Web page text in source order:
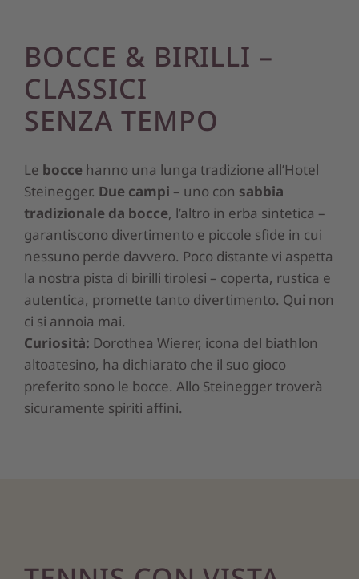
BOCCE & BIRILLI –
CLASSICI
SENZA TEMPO
Le bocce hanno una lunga tradizione all’Hotel
Steinegger. Due campi – uno con sabbia
tradizionale da bocce, l’altro in erba sintetica –
garantiscono divertimento e piccole sfide in cui
nessuno perde davvero. Poco distante vi aspetta
la nostra pista di birilli tirolesi – coperta, rustica e
autentica, promette tanto divertimento. Qui non
ci si annoia mai.
Curiosità: Dorothea Wierer, icona del biathlon
altoatesino, ha dichiarato che il suo gioco
preferito sono le bocce. Allo Steinegger troverà
sicuramente spiriti affini.